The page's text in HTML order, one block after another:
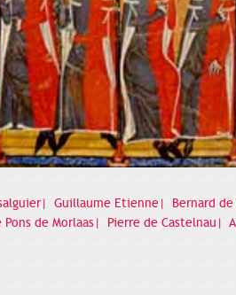
Guillaume Etienne| Bernard
de Morlaas| Pierre de Castelnau|